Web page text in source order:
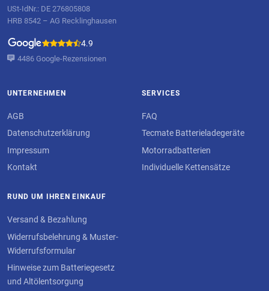
USt-IdNr.: DE 276805808
HRB 8542 – AG Recklinghausen
4.9
4486 Google-Rezensionen
UNTERNEHMEN
AGB
Datenschutzerklärung
Impressum
Kontakt
SERVICES
FAQ
Tecmate Batterieladegeräte
Motorradbatterien
Individuelle Kettensätze
RUND UM IHREN EINKAUF
Versand & Bezahlung
Widerrufsbelehrung & Muster-
Widerrufsformular
Hinweise zum Batteriegesetz
und Altölentsorgung